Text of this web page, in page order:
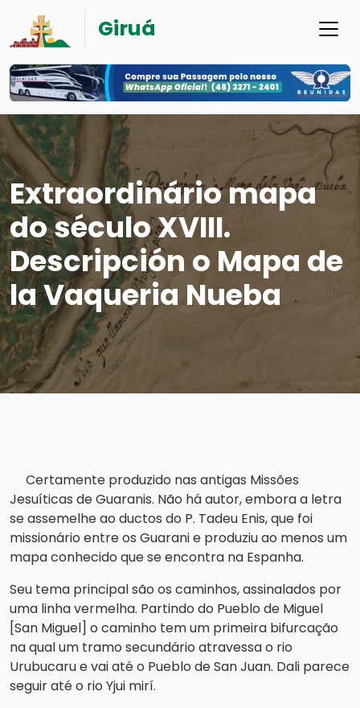
Giruá
Extraordinário mapa
do século XVIII.
Descripción o Mapa de
la Vaqueria Nueba
Certamente produzido nas antigas Missões
Jesuíticas de Guaranis. Não há autor, embora a letra
se assemelhe ao ductos do P. Tadeu Enis, que foi
missionário entre os Guarani e produziu ao menos um
mapa conhecido que se encontra na Espanha.
Seu tema principal são os caminhos, assinalados por
uma linha vermelha. Partindo do Pueblo de Miguel
[San Miguel] o caminho tem um primeira bifurcação
na qual um tramo secundário atravessa o rio
Urubucaru e vai até o Pueblo de San Juan. Dali parece
seguir até o rio Yjui mirí.